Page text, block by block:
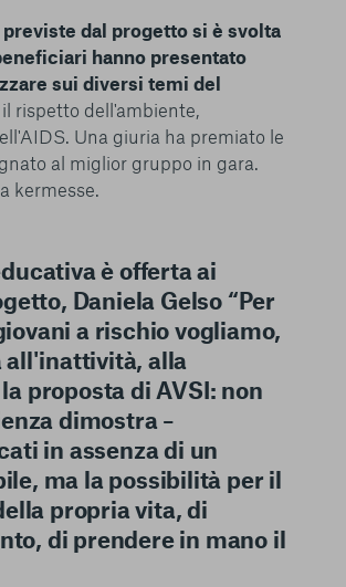
dal progetto si è svolta
hanno presentato
sui diversi temi del
rispetto dell'ambiente,
Una giuria ha premiato le
al miglior gruppo in gara.
kermesse.
è offerta ai
Daniela Gelso “Per
a rischio vogliamo,
alla
proposta di AVSI: non
dimostra –
in assenza di un
ma la possibilità per il
propria vita, di
di prendere in mano il